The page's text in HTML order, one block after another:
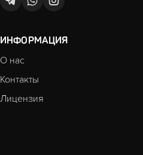
ИНФОРМАЦИЯ
О нас
Контакты
Лицензия